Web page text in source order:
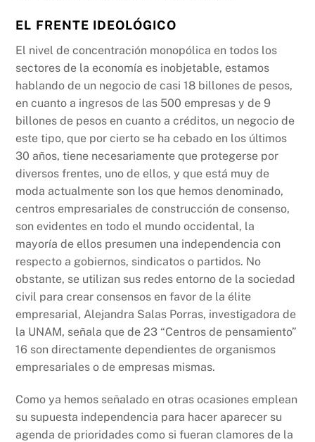
EL FRENTE IDEOLÓGICO
El nivel de concentración monopólica en todos los
sectores de la economía es inobjetable, estamos
hablando de un negocio de casi 18 billones de pesos,
en cuanto a ingresos de las 500 empresas y de 9
billones de pesos en cuanto a créditos, un negocio de
este tipo, que por cierto se ha cebado en los últimos
30 años, tiene necesariamente que protegerse por
diversos frentes, uno de ellos, y que está muy de
moda actualmente son los que hemos denominado,
centros empresariales de construcción de consenso,
son evidentes en todo el mundo occidental, la
mayoría de ellos presumen una independencia con
respecto a gobiernos, sindicatos o partidos. No
obstante, se utilizan sus redes entorno de la sociedad
civil para crear consensos en favor de la élite
empresarial, Alejandra Salas Porras, investigadora de
la UNAM, señala que de 23 “Centros de pensamiento”
16 son directamente dependientes de organismos
empresariales o de empresas mismas.
Como ya hemos señalado en otras ocasiones emplean
su supuesta independencia para hacer aparecer su
agenda de prioridades como si fueran clamores de la